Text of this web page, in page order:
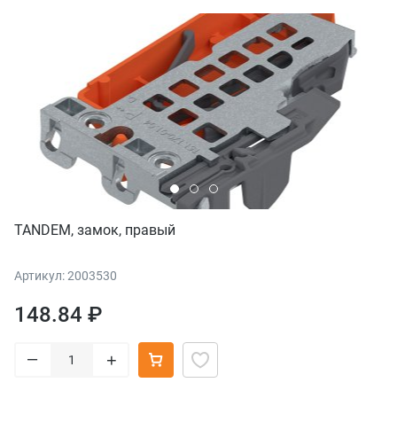
TANDEM, замок, правый
Артикул: 2003530
148.84 ₽
– +